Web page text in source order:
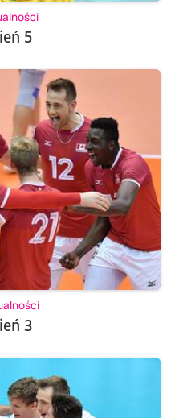
5
3